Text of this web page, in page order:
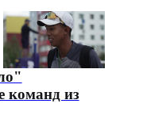
команд из